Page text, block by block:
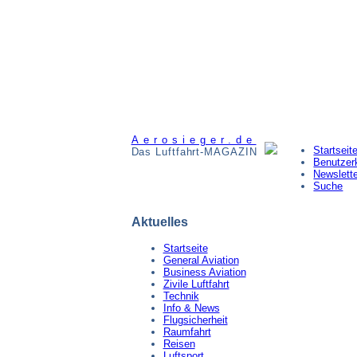
Aerosieger.de
Das Luftfahrt-MAGAZIN
Startseite
Suche
Aktuelles
Startseite
General Aviation
Business Aviation
Zivile Luftfahrt
Technik
Info & News
Flugsicherheit
Raumfahrt
Reisen